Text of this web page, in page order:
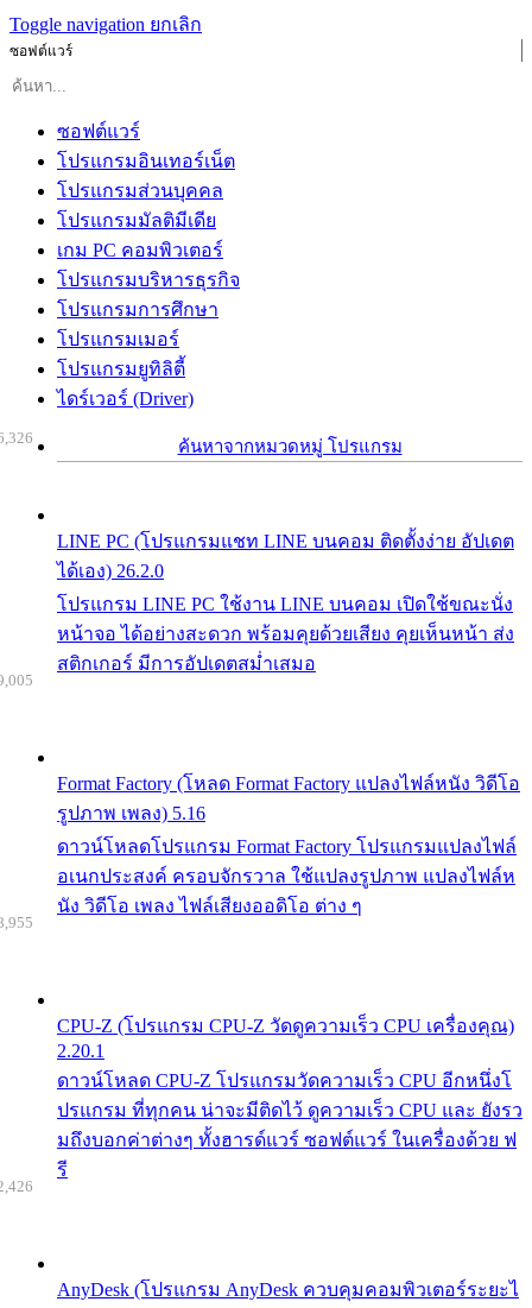
Toggle navigation ยกเลิก
ซอฟต์แวร์
ซอฟต์แวร์
โปรแกรมอินเทอร์เน็ต
โปรแกรมส่วนบุคคล
โปรแกรมมัลติมีเดีย
เกม PC คอมพิวเตอร์
โปรแกรมบริหารธุรกิจ
โปรแกรมการศึกษา
โปรแกรมเมอร์
โปรแกรมยูทิลิตี้
ไดร์เวอร์ (Driver)
ค้นหาจากหมวดหมู่ โปรแกรม
LINE PC (โปรแกรมแชท LINE บนคอม ติดตั้งง่าย อัปเดต
ได้เอง) 26.2.0
โปรแกรม LINE PC ใช้งาน LINE บนคอม เปิดใช้ขณะนั่ง
หน้าจอ ได้อย่างสะดวก พร้อมคุยด้วยเสียง คุยเห็นหน้า ส่ง
สติกเกอร์ มีการอัปเดตสม่ำเสมอ
Format Factory (โหลด Format Factory แปลงไฟล์หนัง วิดีโอ
รูปภาพ เพลง) 5.16
ดาวน์โหลดโปรแกรม Format Factory โปรแกรมแปลงไฟล์
อเนกประสงค์ ครอบจักรวาล ใช้แปลงรูปภาพ แปลงไฟล์ห
นัง วิดีโอ เพลง ไฟล์เสียงออดิโอ ต่าง ๆ
CPU-Z (โปรแกรม CPU-Z วัดดูความเร็ว CPU เครื่องคุณ)
2.20.1
ดาวน์โหลด CPU-Z โปรแกรมวัดความเร็ว CPU อีกหนึ่งโ
ปรแกรม ที่ทุกคน น่าจะมีติดไว้ ดูความเร็ว CPU และ ยังรว
มถึงบอกค่าต่างๆ ทั้งฮารด์แวร์ ซอฟต์แวร์ ในเครื่องด้วย ฟ
รี
AnyDesk (โปรแกรม AnyDesk ควบคุมคอมพิวเตอร์ระยะไ